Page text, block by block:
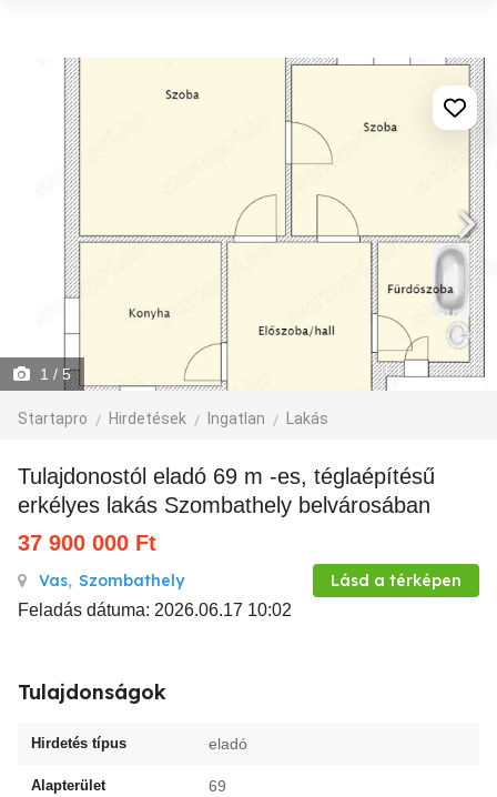
1 / 5
Startapro Hirdetések Ingatlan Lakás
Tulajdonostól eladó 69 m -es, téglaépítésű
erkélyes lakás Szombathely belvárosában
37 900 000 Ft
Vas, Szombathely Lásd a térképen
Feladás dátuma: 2026.06.17 10:02
Tulajdonságok
Hirdetés típus eladó
Alapterület 69